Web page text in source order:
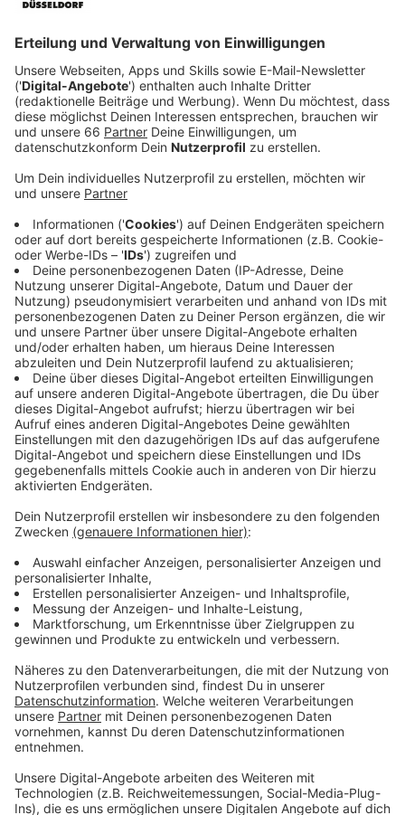
Anzeige
Die Woche wurde unter anderem vom Stadtmarketing
Düsseldorf, der amerikanischen Football Liga NFL in
Deutschland und anderen Partnern organisiert. Unter
dem Motto "Everybodys Touchdown" gibt es dann
verschiedene Angebote - auch für Menschen, die noch
keinen Kontakt zur Sportart hatten.
Anzeige
Mitmachangebote für alle
Anzeige
In der American Football-Woche können Interessierte
bei der Quarterback Challenge Bälle werfen oder an
einem Cheerleader-Workshop teilnehmen. Diese
Aktivitäten bieten eine unterhaltsame Möglichkeit, die
Sportart kennenzulernen und sich aktiv zu beteiligen.
Anzeige
Super Bowl Watchparty im RheinRiff
Anzeige
Zum Abschluss der Aktionswoche gibt es in der Nacht
von Sonntag auf Montag (09./10.02.25) eine
Watchparty im RheinRiff. Hier können Footballfans
gemeinsam den Super Bowl schauen.
Anzeige